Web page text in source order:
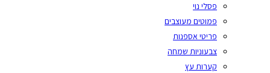
פסלי נוי
פמוטים מעוצבים
פריטי אספנות
צבעוניות שמחה
קערות עץ